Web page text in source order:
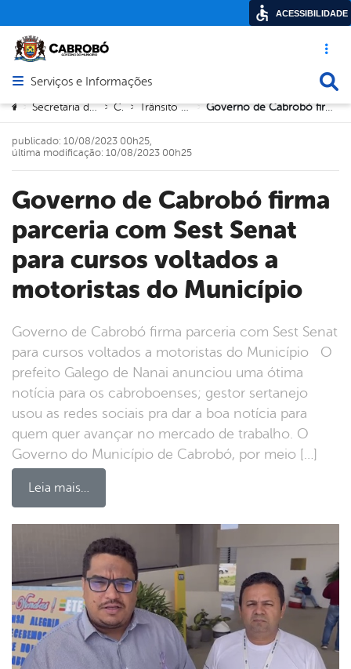
Acesso
Abrir menu principal de navegação
Serviços e Informações
Você está aqui:
> Secretaria de Defesa Social > Civil > Trânsito e Transporte > Governo de Cabrobó firma parceria com Sest Senat para cursos voltados a motoristas do Município
Governo de Cabrobó firma
parceria com Sest Senat
para cursos voltados a
motoristas do Município
Governo de Cabrobó firma parceria com Sest Senat
para cursos voltados a motoristas do Município O
prefeito Galego de Nanai anunciou uma ótima
notícia para os cabroboenses; gestor sertanejo
usou as redes sociais pra dar a boa notícia para
quem quer avançar no mercado de trabalho. O
Governo do Município de Cabrobó, por meio […]
Leia mais…
publicado: 10/08/2023 00h25,
última modificação: 10/08/2023 00h25
ACESSIBILIDADE